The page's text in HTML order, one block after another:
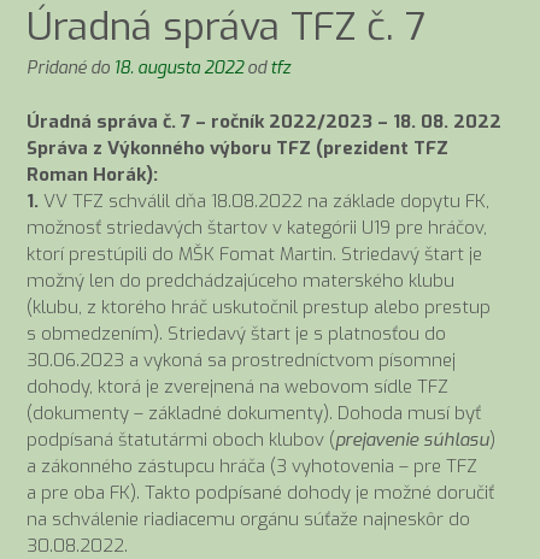
Úradná správa TFZ č. 7
Pridané do 18. augusta 2022odtfz
Úradná správa č. 7 – ročník 2022/2023 – 18. 08. 2022
Správa z Výkonného výboru TFZ (prezident TFZ
Roman Horák):
1. VV TFZ schválil dňa 18.08.2022 na základe dopytu FK,
možnosť striedavých štartov v kategórii U19 pre hráčov,
ktorí prestúpili do MŠK Fomat Martin. Striedavý štart je
možný len do predchádzajúceho materského klubu
(klubu, z ktorého hráč uskutočnil prestup alebo prestup
s obmedzením). Striedavý štart je s platnosťou do
30.06.2023 a vykoná sa prostredníctvom písomnej
dohody, ktorá je zverejnená na webovom sídle TFZ
(dokumenty – základné dokumenty). Dohoda musí byť
podpísaná štatutármi oboch klubov (prejavenie súhlasu)
a zákonného zástupcu hráča (3 vyhotovenia – pre TFZ
a pre oba FK). Takto podpísané dohody je možné doručiť
na schválenie riadiacemu orgánu súťaže najneskôr do
30.08.2022.